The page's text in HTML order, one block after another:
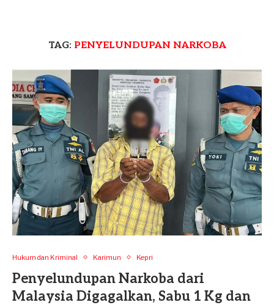
TAG: PENYELUNDUPAN NARKOBA
Hukum dan Kriminal Karimun Kepri
Penyelundupan Narkoba dari
Malaysia Digagalkan, Sabu 1 Kg dan